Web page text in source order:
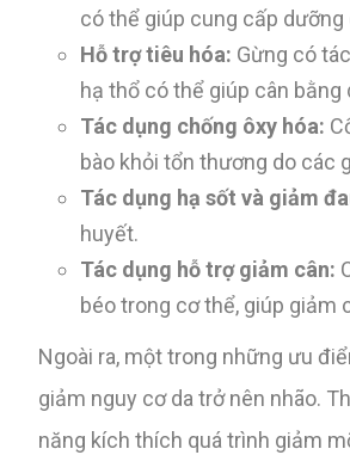
có thể giúp cung cấp
Hỗ trợ tiêu hóa: Gừng có
hạ thổ có thể giúp cân
Tác dụng chống ôxy hóa:
bào khỏi tổn thương do các
Tác dụng hạ sốt và giảm
huyết.
Tác dụng hỗ trợ giảm cân:
béo trong cơ thể, giúp giảm
Ngoài ra, một trong những ưu
giảm nguy cơ da trở nên nhão.
năng kích thích quá trình giảm